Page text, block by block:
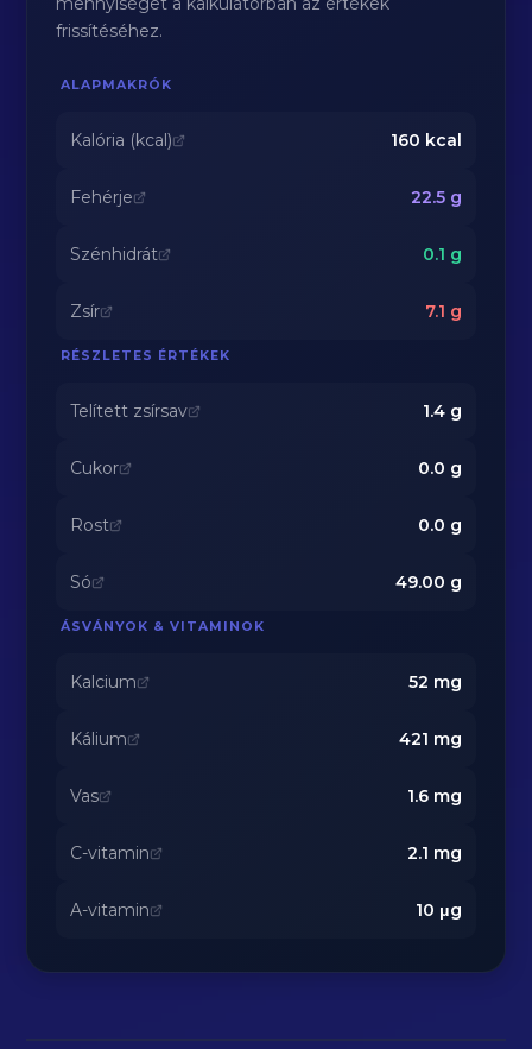
frissítéséhez.
ALAPMAKRÓK
Kalória (kcal) 160 kcal
Fehérje 22.5g
Szénhidrát 0.1 g
Zsír 7.1 g
RÉSZLETES ÉRTÉKEK
Telített zsírsav 1.4g
Cukor 0.0 g
Rost 0.0 g
Só 49.00 g
ÁSVÁNYOK & VITAMINOK
Kalcium 52 mg
Kálium 421 mg
Vas 1.6mg
C-vitamin 2.1 mg
A-vitamin 10 μg